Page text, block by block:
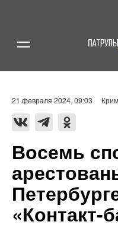
21 февраля 2024, 09:03
Восемь
«Контакт-